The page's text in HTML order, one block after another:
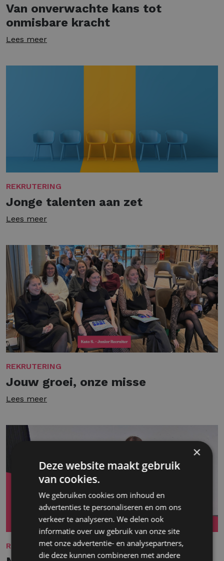
Van onverwachte kans tot
onmisbare kracht
Lees meer
REKRUTERING
Jonge talenten aan zet
Lees meer
REKRUTERING
Jouw groei, onze misse
Lees meer
REKRUTERING
×
Deze website maakt gebruik
van cookies.
We gebruiken cookies om inhoud en
advertenties te personaliseren en om ons
verkeer te analyseren. We delen ook
informatie over uw gebruik van onze site
met onze advertentie- en analysepartners,
die deze kunnen combineren met andere